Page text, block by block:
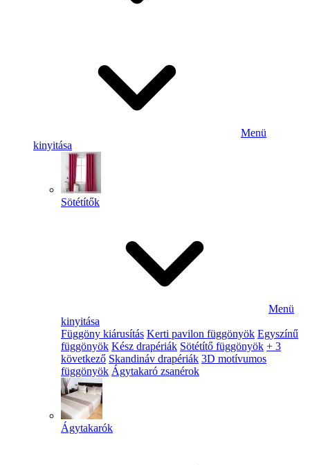
Menü
kinyitása
Sötétítők
Menü
kinyitása
Függöny kiárusítás Kerti pavilon függönyök Egyszínű
függönyök Kész drapériák Sötétítő függönyök + 3
következő Skandináv drapériák 3D motívumos
függönyök Ágytakaró zsanérok
Ágytakarók